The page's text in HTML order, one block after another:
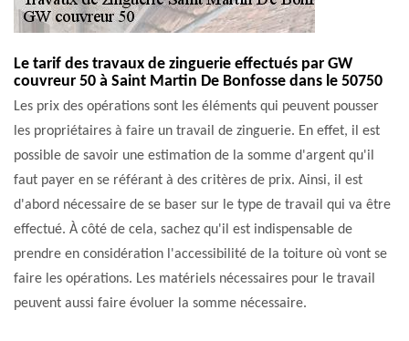
Le tarif des travaux de zinguerie effectués par GW
couvreur 50 à Saint Martin De Bonfosse dans le 50750
Les prix des opérations sont les éléments qui peuvent pousser
les propriétaires à faire un travail de zinguerie. En effet, il est
possible de savoir une estimation de la somme d'argent qu'il
faut payer en se référant à des critères de prix. Ainsi, il est
d'abord nécessaire de se baser sur le type de travail qui va être
effectué. À côté de cela, sachez qu'il est indispensable de
prendre en considération l'accessibilité de la toiture où vont se
faire les opérations. Les matériels nécessaires pour le travail
peuvent aussi faire évoluer la somme nécessaire.